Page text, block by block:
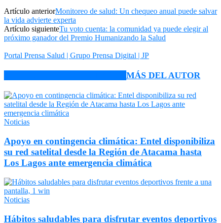
Artículo anteriorMonitoreo de salud: Un chequeo anual puede salvar
la vida advierte experta
Artículo siguienteTu voto cuenta: la comunidad ya puede elegir al
próximo ganador del Premio Humanizando la Salud
Portal Prensa Salud | Grupo Prensa Digital | JP
MÁS DEL AUTOR
Noticias
Apoyo en contingencia climática: Entel disponibiliza
su red satelital desde la Región de Atacama hasta
Los Lagos ante emergencia climática
Noticias
Hábitos saludables para disfrutar eventos deportivos